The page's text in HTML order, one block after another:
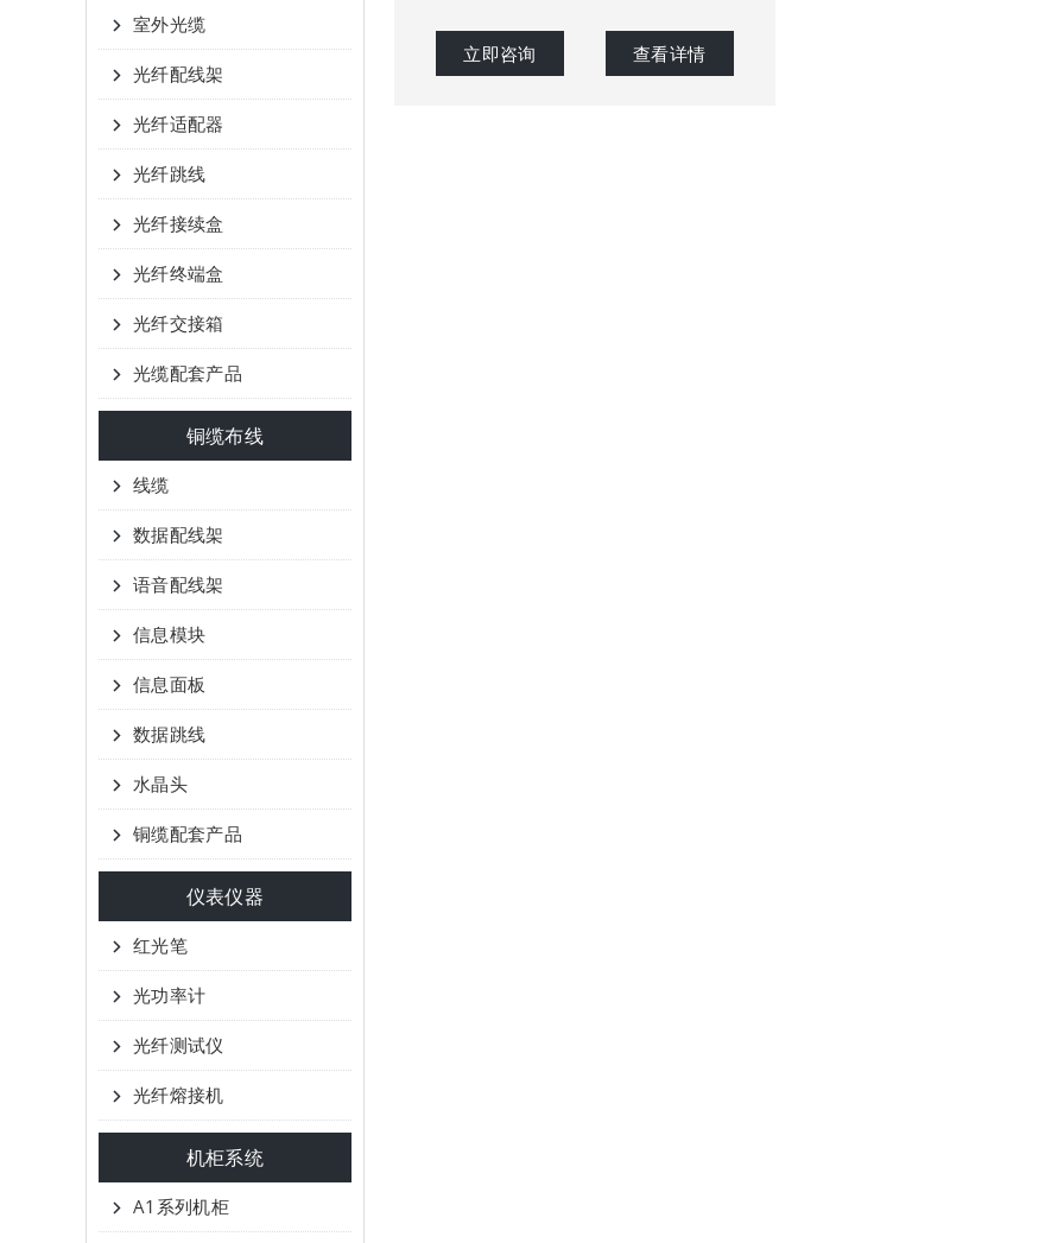
室外光缆
光纤配线架
光纤适配器
光纤跳线
光纤接续盒
光纤终端盒
光纤交接箱
光缆配套产品
铜缆布线
线缆
数据配线架
语音配线架
信息模块
信息面板
数据跳线
水晶头
铜缆配套产品
仪表仪器
红光笔
光功率计
光纤测试仪
光纤熔接机
机柜系统
A1系列机柜
立即咨询 查看详情